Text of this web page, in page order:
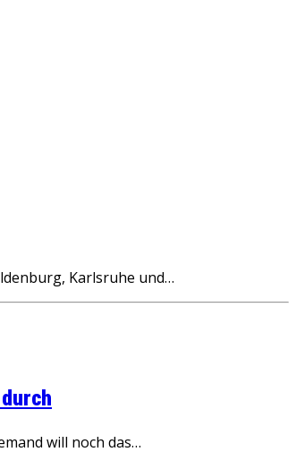
Karlsruhe und…
will noch das…